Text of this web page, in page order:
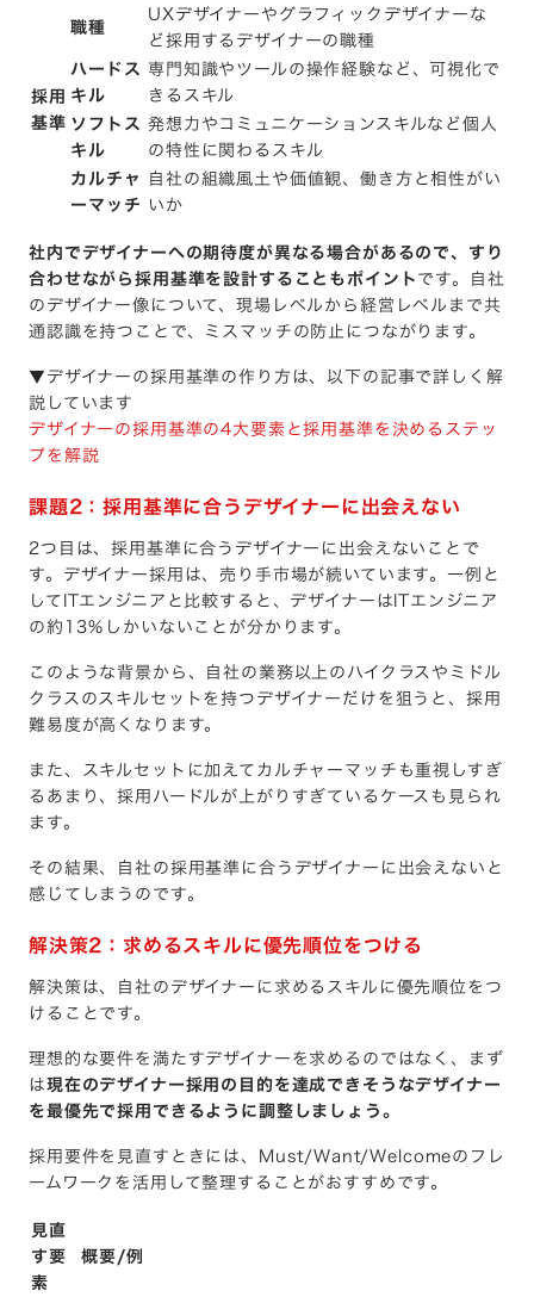
採用
基準
職種
UXデザイナーやグラフィックデザイナーな
ど採用するデザイナーの職種
ハードス
キル
専門知識やツールの操作経験など、可視化で
きるスキル
ソフトス
キル
発想力やコミュニケーションスキルなど個人
の特性に関わるスキル
カルチャ
ーマッチ
自社の組織風土や価値観、働き方と相性がい
いか
社内でデザイナーへの期待度が異なる場合があるので、すり
合わせながら採用基準を設計することもポイントです。自社
のデザイナー像について、現場レベルから経営レベルまで共
通認識を持つことで、ミスマッチの防止につながります。
▼デザイナーの採用基準の作り方は、以下の記事で詳しく解
説しています
デザイナーの採用基準の4大要素と採用基準を決めるステッ
プを解説
課題2：採用基準に合うデザイナーに出会えない
2つ目は、採用基準に合うデザイナーに出会えないことで
す。デザイナー採用は、売り手市場が続いています。一例と
してITエンジニアと比較すると、デザイナーはITエンジニア
の約13％しかいないことが分かります。
このような背景から、自社の業務以上のハイクラスやミドル
クラスのスキルセットを持つデザイナーだけを狙うと、採用
難易度が高くなります。
また、スキルセットに加えてカルチャーマッチも重視しすぎ
るあまり、採用ハードルが上がりすぎているケースも見られ
ます。
その結果、自社の採用基準に合うデザイナーに出会えないと
感じてしまうのです。
解決策2：求めるスキルに優先順位をつける
解決策は、自社のデザイナーに求めるスキルに優先順位をつ
けることです。
理想的な要件を満たすデザイナーを求めるのではなく、まず
は現在のデザイナー採用の目的を達成できそうなデザイナー
を最優先で採用できるように調整しましょう。
採用要件を見直すときには、Must/Want/Welcomeのフレ
ームワークを活用して整理することがおすすめです。
見直
す要
素
概要/例